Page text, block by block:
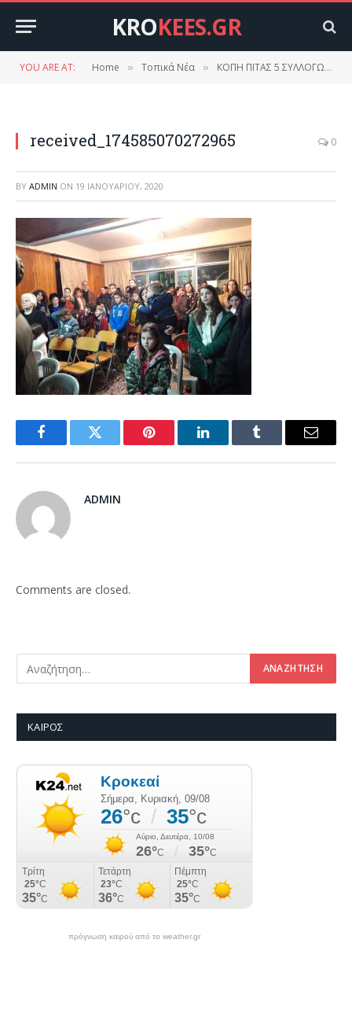
KROKEES.GR
YOU ARE AT: Home » Τοπικά Νέα » ΚΟΠΗ ΠΙΤΑΣ 5 ΣΥΛΛΟΓΩΝ ΣΤΟ ΔΑΦΝΙ ΔΗΜΟΥ ΕΥΡΩΤΑ.
received_174585070272965 0
BY ADMIN ON 19 ΙΑΝΟΥΑΡΊΟΥ, 2020
FacebookTwitter Pinterest LinkedInTumblr Email
ADMIN
Comments are closed.
ΚΑΙΡΌΣ
πρόγνωση καιρού από το weather.gr